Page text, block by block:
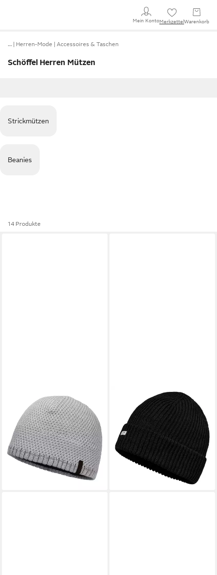
Mein KontoMerkzettel Warenkorb
… Herren-Mode Accessoires & Taschen
Schöffel Herren Mützen
Strickmützen
Beanies
14 Produkte
Strickmütze Hat Style Wildkar
All mit aufgenähter Logo-
Fahne
34,99 € UVP49,95 €
-30%
lieferbar - in 3-4 Werktagen bei dir
Strickmütze Knitted Hat Oxley
mit Markenlogo
ab 21,97 € UVP39,95 €
-45%
lieferbar - in 3-4 Werktagen bei dir